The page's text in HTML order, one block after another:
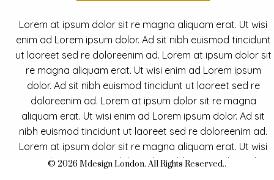
Lorem at ipsum dolor sit re magna aliquam erat. Ut wisi
enim ad Lorem ipsum dolor. Ad sit nibh euismod tincidunt
ut laoreet sed re doloreenim ad. Lorem at ipsum dolor sit
re magna aliquam erat. Ut wisi enim ad Lorem ipsum
dolor. Ad sit nibh euismod tincidunt ut laoreet sed re
doloreenim ad. Lorem at ipsum dolor sit re magna
aliquam erat. Ut wisi enim ad Lorem ipsum dolor. Ad sit
nibh euismod tincidunt ut laoreet sed re doloreenim ad.
Lorem at ipsum dolor sit re magna aliquam erat. Ut wisi
enim ad Lorem ipsum dolor. Ad sit nibh euismod tincidunt
© 2026 Mdesign London. All Rights Reserved..